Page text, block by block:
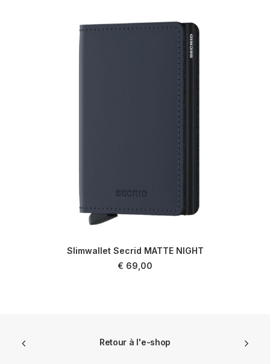
Slimwallet Secrid MATTE NIGHT
€ 69,00
Retour à l'e-shop